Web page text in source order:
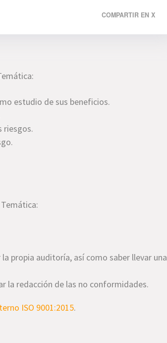
COMPARTIR EN X
estudio de sus beneficios.
riesgos.
propia auditoría, así como saber llevar una
la redacción de las no conformidades.
ISO 9001:2015.